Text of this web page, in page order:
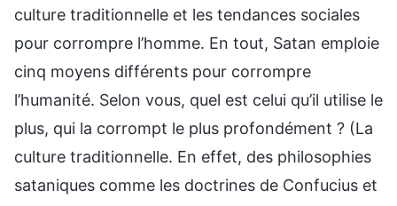
culture traditionnelle et les tendances sociales
pour corrompre l’homme. En tout, Satan emploie
cinq moyens différents pour corrompre
l’humanité. Selon vous, quel est celui qu’il utilise le
plus, qui la corrompt le plus profondément ? (La
culture traditionnelle. En effet, des philosophies
sataniques comme les doctrines de Confucius et